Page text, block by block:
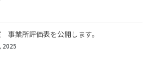
事業所評価表を公開します。
2025